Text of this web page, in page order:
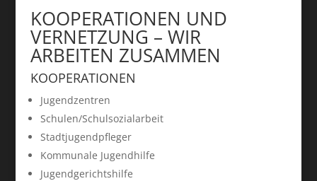
KOOPERATIONEN UND
VERNETZUNG – WIR
ARBEITEN ZUSAMMEN
KOOPERATIONEN
Jugendzentren
Schulen/Schulsozialarbeit
Stadtjugendpfleger
Kommunale Jugendhilfe
Jugendgerichtshilfe